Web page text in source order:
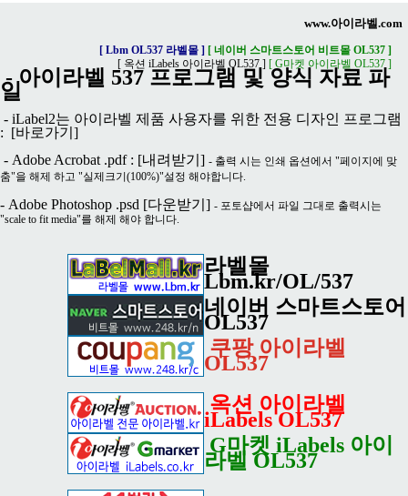
www.아이라벨.com
[ Lbm OL537 라벨몰 ] [ 네이버 스마트스토어 비트몰 OL537 ]
[ 옥션 iLabels 아이라벨 OL537 ] [ G마켓 아이라벨 OL537 ]
- 아이라벨 537 프로그램 및 양식 자료 파
일
- iLabel2는 아이라벨 제품 사용자를 위한 전용 디자인 프로그램
: [바로가기]
- Adobe Acrobat .pdf : [내려받기] - 출력 시는 인쇄 옵션에서 "페이지에 맞
춤"을 해제 하고 "실제크기(100%)"설정 해야합니다.
- Adobe Photoshop .psd [다운받기] - 포토샵에서 파일 그대로 출력시는
"scale to fit media"를 해제 해야 합니다.
라벨몰
Lbm.kr/OL/537
네이버 스마트스토어
OL537
쿠팡 아이라벨
OL537
옥션 아이라벨
iLabels OL537
G마켓 iLabels 아이
라벨 OL537